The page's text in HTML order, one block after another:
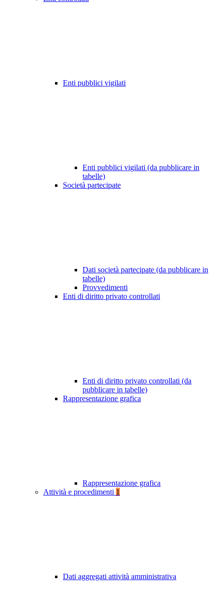
Enti pubblici vigilati
Enti pubblici vigilati (da pubblicare in
tabelle)
Società partecipate
Dati società partecipate (da pubblicare in
tabelle)
Provvedimenti
Enti di diritto privato controllati
Enti di diritto privato controllati (da
pubblicare in tabelle)
Rappresentazione grafica
Rappresentazione grafica
Attività e procedimenti 1
Dati aggregati attività amministrativa